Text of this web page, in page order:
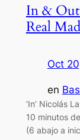
In &
Real
Oct
en
‘In’ Nicolás
10 minutos
(6 abajo a